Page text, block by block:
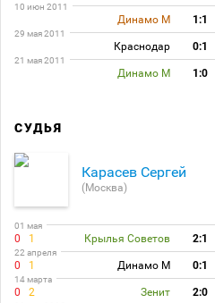
10 июн 2011
Динамо М 1:1
29 мая 2011
Краснодар 0:1
21 мая 2011
Динамо М 1:0
СУДЬЯ
Карасев Сергей
(Москва)
01 мая
0 1 Крылья Советов 2:1
22 апреля
0 1 Динамо М 0:1
14 марта
0 2 Зенит 2:0